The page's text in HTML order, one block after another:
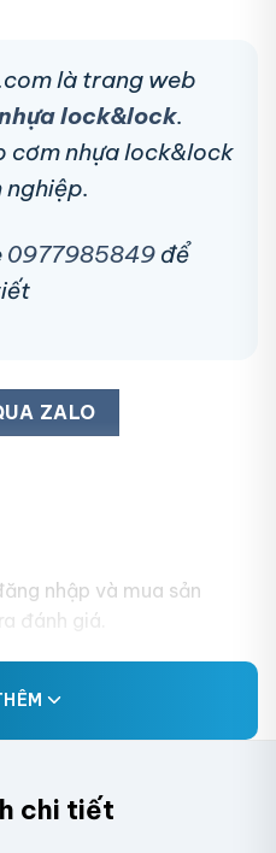
là trang web
lock&lock.
cơm nhựa lock&lock
0977985849 để
ZALO
nhập và mua sản
đánh giá.
chi tiết